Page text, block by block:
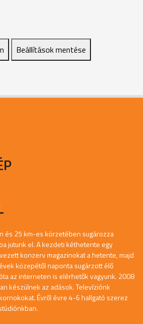
Beállítások mentése
és 25 km-es körzetében sugározza
jutunk el. A kezdeti kéthetente egy
konzerv magazinokat a hetente, majd
közepétől naponta sugárzott élő
az interneten is elérhetők vagyunk. 2008
készülnek az adások. Televíziónk
Évről évre 4-6 hallgató szerez